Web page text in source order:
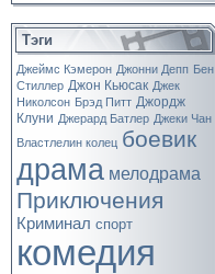
Тэги
Джеймс Кэмерон Джонни Депп Бен
Стиллер Джон Кьюсак Джек
Николсон Брэд Питт Джордж
Клуни Джерард Батлер Джеки Чан
Властлелин колец боевик
драма мелодрама
Приключения
Криминал спорт
комедия